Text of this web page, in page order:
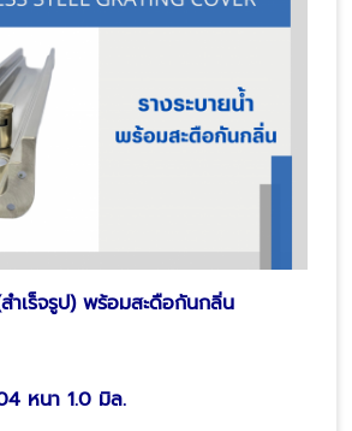
สำเร็จรูป) พร้อมสะดือกันกลิ่น
หนา 1.0 มิล.